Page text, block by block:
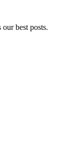
best posts.